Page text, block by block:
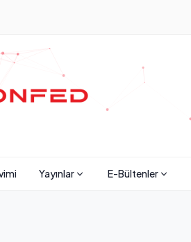
Yayınlar E-Bültenler